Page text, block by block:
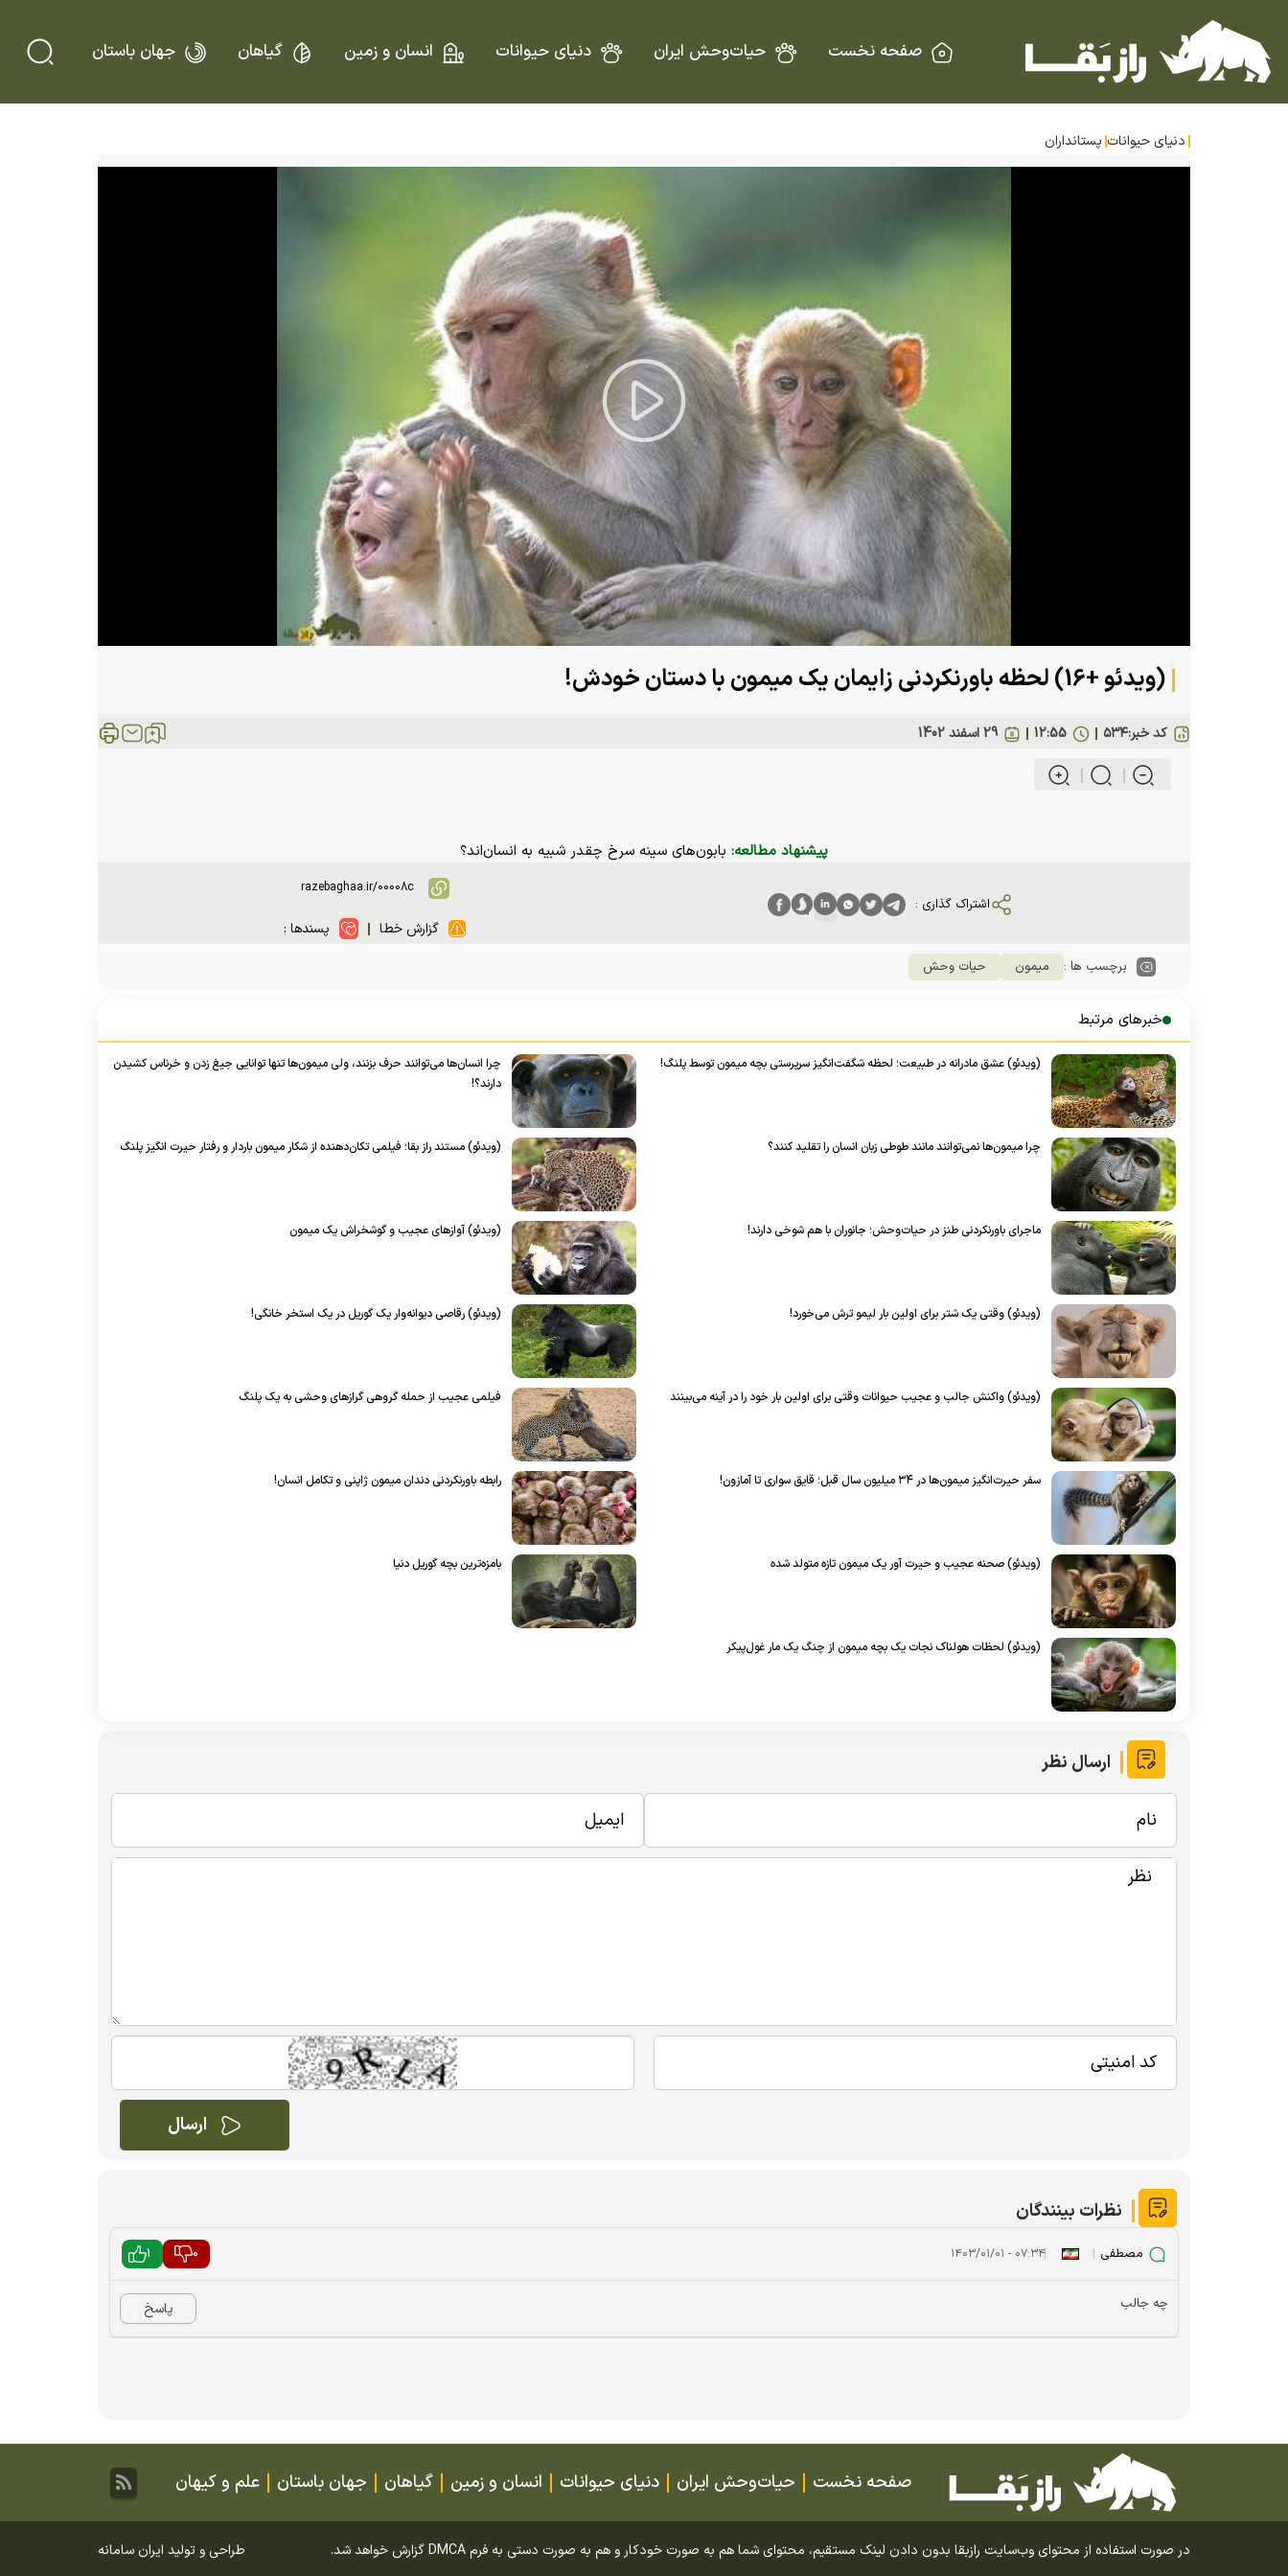
صفحه نخست حیات‌وحش ایران دنیای حیوانات انسان و زمین گیاهان جهان باستان
دنیای حیوانات پستانداران
Play
Video
(ویدئو +16) لحظه باورنکردنی زایمان یک میمون با دستان خودش!
کد خبر:۵۳۴ 29 اسفند 1402 12:55
پیشنهاد مطالعه: بابون‌های سینه سرخ چقدر شبیه به انسان‌اند؟
اشتراک گذاری :
گزارش خطا پسندها :
برچسب ها : میمون حیات وحش
خبرهای مرتبط
(ویدئو) عشق مادرانه در طبیعت؛ لحظه شگفت‌انگیز سرپرستی بچه میمون توسط پلنگ!
چرا انسان‌ها می‌توانند حرف بزنند، ولی میمون‌ها تنها توانایی جیغ زدن و خرناس کشیدن
دارند؟!
چرا میمون‌ها نمی‌توانند مانند طوطی‌ زبان انسان‌ را تقلید کنند؟ (ویدئو) مستند راز بقا؛ فیلمی تکان‌دهنده از شکار میمون باردار و رفتار حیرت انگیز پلنگ
ماجرای باورنکردنی طنز در حیا‌ت‌وحش؛ جانوران با هم شوخی دارند! (ویدئو) آوازهای عجیب و گوشخراش یک میمون
(ویدئو) وقتی یک شتر برای اولین بار لیمو ترش می‌خورد! (ویدئو) رقاصی دیوانه‌وار یک گوریل در یک استخر خانگی!
(ویدئو) واکنش جالب و عجیب حیوانات وقتی برای اولین بار خود را در آینه می‌بینند فیلمی عجیب از حمله گروهی گراز‌های وحشی به یک پلنگ
سفر حیرت‌انگیز میمون‌ها در ۳۴ میلیون سال قبل؛ قایق سواری تا آمازون! رابطه باورنکردنی دندان میمون ژاپنی و تکامل انسان!
(ویدئو) صحنه عجیب و حیرت آور یک میمون تازه متولد شده بامزه‌ترین بچه گوریل دنیا
(ویدئو) لحظات هولناک نجات یک بچه میمون از چنگ یک مار غول‌پیکر
ارسال نظر
نظرات بینندگان
مصطفی |
|۰۷:۳۴ - ۱۴۰۳/۰۱/۰۱ 0
1
چه جالب پاسخ
صفحه نخست حیات‌وحش ایران دنیای حیوانات انسان و زمین گیاهان جهان باستان علم و کیهان
در صورت استفاده از محتوای وب‌سایت رازبقا بدون دادن لینک مستقیم، محتوای شما هم به صورت خودکار و هم به صورت دستی به فرم DMCA گزارش خواهد شد. طراحی و تولید ایران سامانه